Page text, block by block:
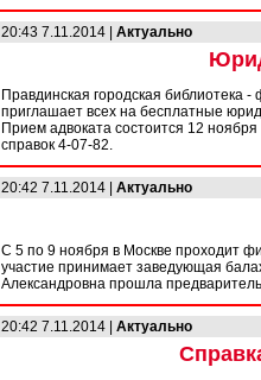
20:43 7.11.2014 | Актуально
Правдинская городская
приглашает всех на бесплатные
Прием адвоката состоится 12
справок 4-07-82.
20:42 7.11.2014 | Актуально
С 5 по 9 ноября в Москве проходит
участие принимает заведующая
Александровна прошла
20:42 7.11.2014 | Актуально